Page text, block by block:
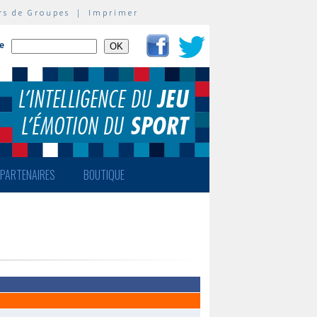
de Groupes | Imprimer
PARTENAIRES BOUTIQUE